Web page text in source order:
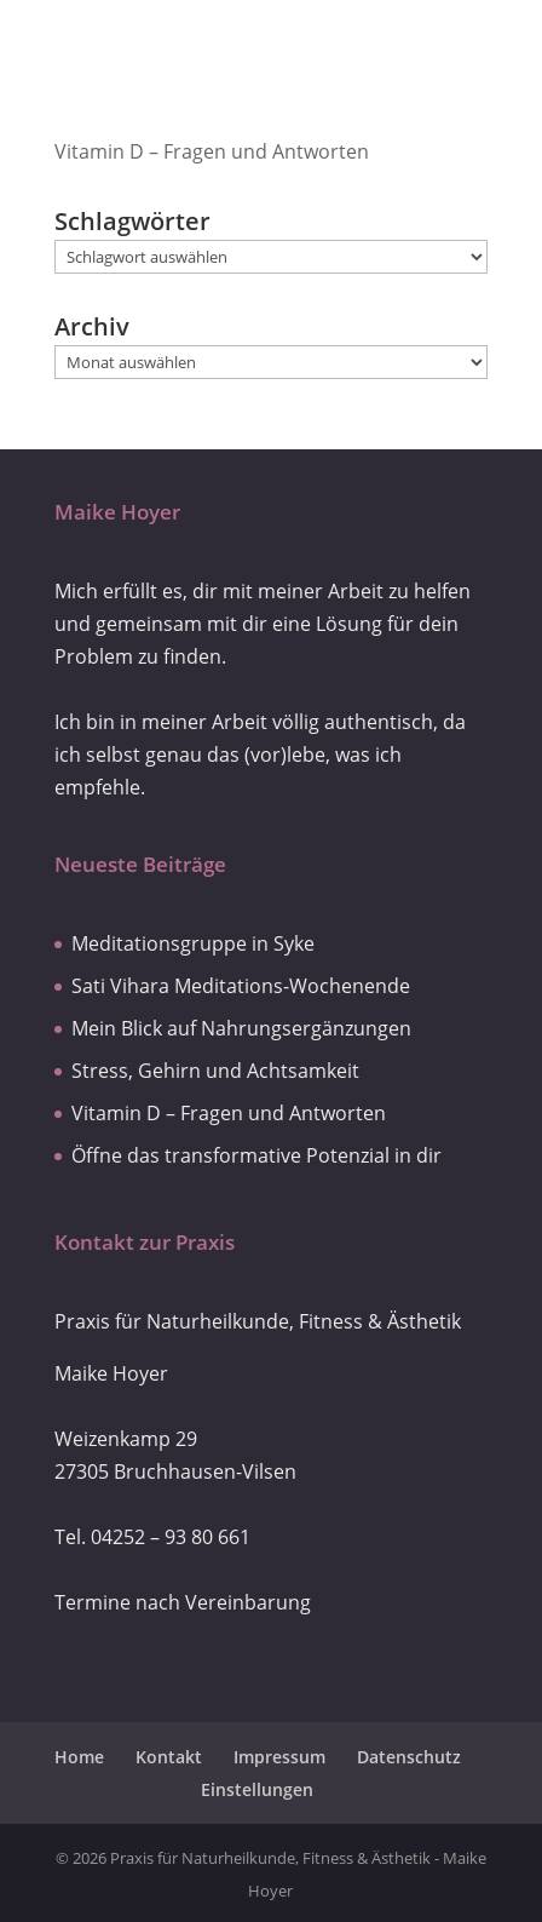
Vitamin D – Fragen und Antworten
Schlagwörter
Archiv
Maike Hoyer
Mich erfüllt es, dir mit meiner Arbeit zu helfen
und gemeinsam mit dir eine Lösung für dein
Problem zu finden.
Ich bin in meiner Arbeit völlig authentisch, da
ich selbst genau das (vor)lebe, was ich
empfehle.
Neueste Beiträge
Meditationsgruppe in Syke
Sati Vihara Meditations-Wochenende
Mein Blick auf Nahrungsergänzungen
Stress, Gehirn und Achtsamkeit
Vitamin D – Fragen und Antworten
Öffne das transformative Potenzial in dir
Kontakt zur Praxis
Praxis für Naturheilkunde, Fitness & Ästhetik
Maike Hoyer
Weizenkamp 29
27305 Bruchhausen-Vilsen
Tel. 04252 – 93 80 661
Termine nach Vereinbarung
Home Kontakt Impressum
Datenschutz
Einstellungen
© 2026 Praxis für Naturheilkunde, Fitness & Ästhetik - Maike
Hoyer